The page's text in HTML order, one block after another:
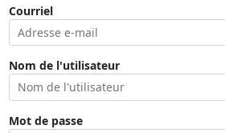
Courriel
Nom de l'utilisateur
Mot de passe